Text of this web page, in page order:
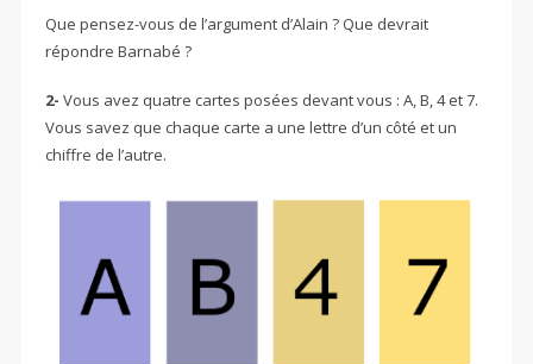
Que pensez-vous de l’argument d’Alain ? Que devrait
répondre Barnabé ?
2- Vous avez quatre cartes posées devant vous : A, B, 4 et 7.
Vous savez que chaque carte a une lettre d’un côté et un
chiffre de l’autre.